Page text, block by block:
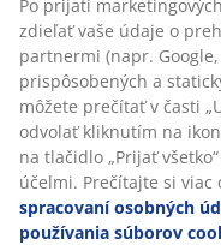
Špecifikácie
Hodnotenia
(11)
Po prijatí
zdieľať vaše údaje o
partnermi (napr.
prispôsobených a
môžete prečítať v časti
odvolať kliknutím na
na tlačidlo „Prijať
účelmi. Prečítajte si viac
spracovaní osobných
používania súborov